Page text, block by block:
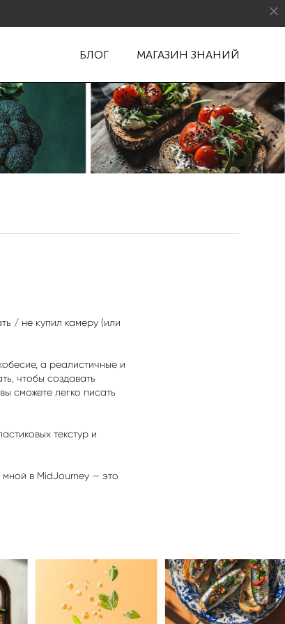
БЛОГ МАГАЗИН ЗНАНИЙ
/ не купил камеру (или
а реалистичные и
чтобы создавать
сможете легко писать
текстур и
мной в MidJourney — это